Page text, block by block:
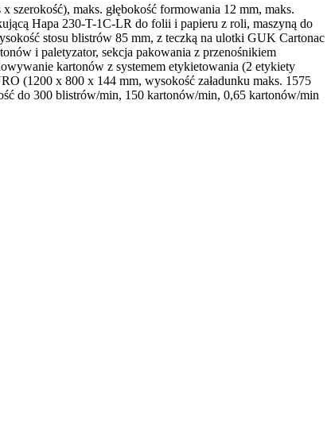
maks. głębokość formowania 12 mm, maks.
Hapa 230-T-1C-LR do folii i papieru z roli, maszyną do
stosu blistrów 85 mm, z teczką na ulotki GUK Cartonac
i paletyzator, sekcja pakowania z przenośnikiem
kartonów z systemem etykietowania (2 etykiety
(1200 x 800 x 144 mm, wysokość załadunku maks. 1575
do 300 blistrów/min, 150 kartonów/min, 0,65 kartonów/min